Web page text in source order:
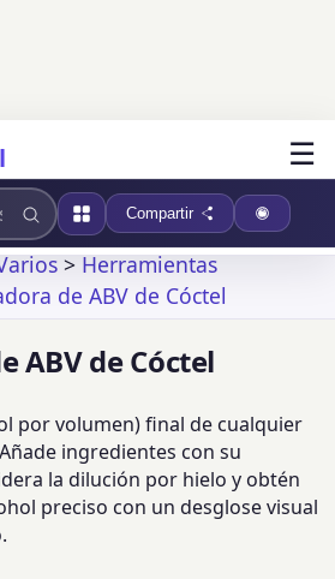
☰
Compartir
>Herramientas
de ABV de Cóctel
ABV de Cóctel
por volumen) final de cualquier
ingredientes con su
la dilución por hielo y obtén
preciso con un desglose visual